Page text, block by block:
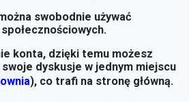
swobodnie używać
konta, dzięki temu możesz
dyskusje w jednym miejscu
), co trafi na stronę główną.